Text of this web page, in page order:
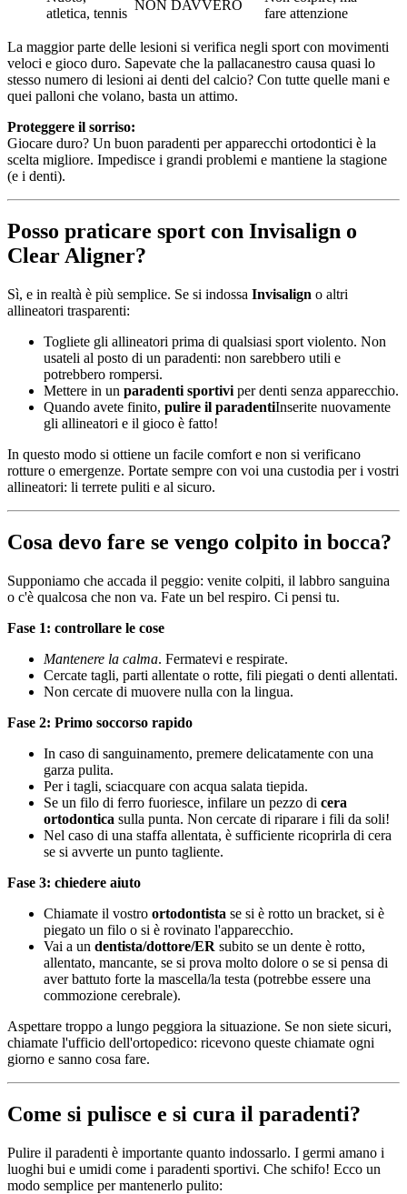
atletica, tennis
NON DAVVERO
fare attenzione
La maggior parte delle lesioni si verifica negli sport con movimenti
veloci e gioco duro. Sapevate che la pallacanestro causa quasi lo
stesso numero di lesioni ai denti del calcio? Con tutte quelle mani e
quei palloni che volano, basta un attimo.
Proteggere il sorriso:
Giocare duro? Un buon paradenti per apparecchi ortodontici è la
scelta migliore. Impedisce i grandi problemi e mantiene la stagione
(e i denti).
Posso praticare sport con Invisalign o
Clear Aligner?
Sì, e in realtà è più semplice. Se si indossa Invisalign o altri
allineatori trasparenti:
Togliete gli allineatori prima di qualsiasi sport violento. Non
usateli al posto di un paradenti: non sarebbero utili e
potrebbero rompersi.
Mettere in un paradenti sportivi per denti senza apparecchio.
Quando avete finito, pulire il paradentiInserite nuovamente
gli allineatori e il gioco è fatto!
In questo modo si ottiene un facile comfort e non si verificano
rotture o emergenze. Portate sempre con voi una custodia per i vostri
allineatori: li terrete puliti e al sicuro.
Cosa devo fare se vengo colpito in bocca?
Supponiamo che accada il peggio: venite colpiti, il labbro sanguina
o c'è qualcosa che non va. Fate un bel respiro. Ci pensi tu.
Fase 1: controllare le cose
Mantenere la calma. Fermatevi e respirate.
Cercate tagli, parti allentate o rotte, fili piegati o denti allentati.
Non cercate di muovere nulla con la lingua.
Fase 2: Primo soccorso rapido
In caso di sanguinamento, premere delicatamente con una
garza pulita.
Per i tagli, sciacquare con acqua salata tiepida.
Se un filo di ferro fuoriesce, infilare un pezzo di cera
ortodontica sulla punta. Non cercate di riparare i fili da soli!
Nel caso di una staffa allentata, è sufficiente ricoprirla di cera
se si avverte un punto tagliente.
Fase 3: chiedere aiuto
Chiamate il vostro ortodontista se si è rotto un bracket, si è
piegato un filo o si è rovinato l'apparecchio.
Vai a un dentista/dottore/ER subito se un dente è rotto,
allentato, mancante, se si prova molto dolore o se si pensa di
aver battuto forte la mascella/la testa (potrebbe essere una
commozione cerebrale).
Aspettare troppo a lungo peggiora la situazione. Se non siete sicuri,
chiamate l'ufficio dell'ortopedico: ricevono queste chiamate ogni
giorno e sanno cosa fare.
Come si pulisce e si cura il paradenti?
Pulire il paradenti è importante quanto indossarlo. I germi amano i
luoghi bui e umidi come i paradenti sportivi. Che schifo! Ecco un
modo semplice per mantenerlo pulito: